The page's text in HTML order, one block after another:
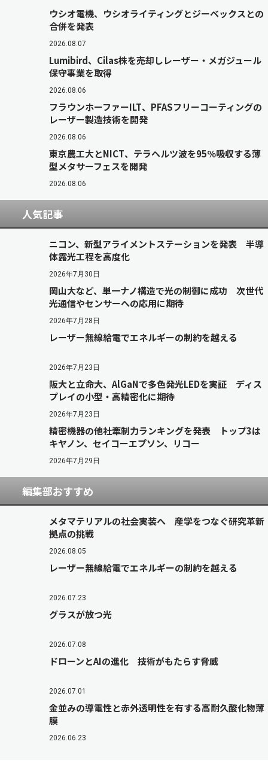
ウシオ電機、ウシオライティングとジーベックスとの
合併を発表
2026.08.07
Lumibird、Cilas株を売却しレーザー・メガジュール
保守事業を取得
2026.08.06
フラウンホーファーILT、PFASフリーコーティングの
レーザー製造技術を開発
2026.08.06
東京農工大とNICT、テラヘルツ波を95％吸収する薄
型メタサーフェスを開発
2026.08.06
人気記事
ニコン、新型アライメントステーションを発表 半導
体露光工程を高度化
2026年7月30日
岡山大など、単一ナノ構造で光の制御に成功 次世代
光通信やセンサーへの応用に期待
2026年7月28日
レーザー無線給電でエネルギーの制約を越える
2026年7月23日
阪大と立命大、AlGaNで多色発光LEDを実証 ディス
プレイの小型・高精密化に期待
2026年7月23日
精密機器の他社牽制力ランキングを発表 トップ3は
キヤノン、セイコーエプソン、リコー
2026年7月29日
編集部おすすめ
メタマテリアルの社会実装へ 産学をつなぐ研究革新
拠点の挑戦
2026.08.05
レーザー無線給電でエネルギーの制約を越える
2026.07.23
グラスが放つ光
2026.07.08
ドローンとAIの進化 技術がもたらす脅威
2026.07.01
金並みの導電性と赤外透明性を有する高耐久酸化物薄
膜
2026.06.23